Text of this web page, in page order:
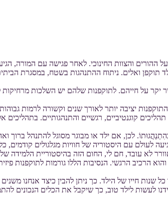
ההורים והצוות החינוכי. לאחר פגישה עם המורה,
תוקפן ואלים. ניתוח ההתנהגות בשטח, במסגרת
יקר על חייהם. לתוקפנות שלהם יש השלכות
כך התוקפנות יציבה יותר לאורך שנים וקשורה
קוגנטיביים, רגשיים והתנהגותיים.
לכן, אם ילד או מבוגר מסוגל להתנהל ברוך
עם היסטוריה של חוויות מגלגולים קודמים, כל
לא עובד, חם לי, החום הזה בהיסטוריית הלמידה
הרכיב הרגשי. הנסיבות הללו גורמות לתוקפנות
חייו של הילד. כך ניתן להבין כיצד אנחנו
לעשות לילד טוב, כך שיקבל את הכלים הנכונים